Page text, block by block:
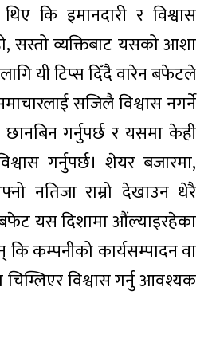
कि इमानदारी र विश्वास
सस्तो व्यक्तिबाट यसको आशा
यी टिप्स दिँदै वारेन बफेटले
सजिलै विश्वास नगर्ने
गर्नुपर्छ र यसमा केही
गर्नुपर्छ। शेयर बजारमा,
नतिजा राम्रो देखाउन धेरै
यस दिशामा औंल्याइरहेका
कम्पनीको कार्यसम्पादन वा
विश्वास गर्नु आवश्यक